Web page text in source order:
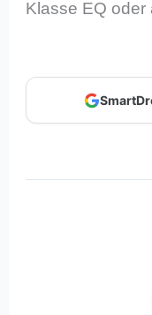
Klasse EQ oder